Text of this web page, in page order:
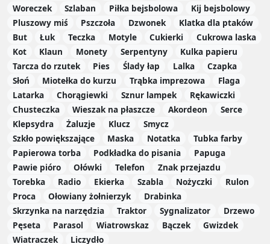
Woreczek
Szlaban Piłka bejsbolowa
Kij bejsbolowy
Pluszowy miś
Pszczoła Dzwonek
Klatka dla ptaków
But
Łuk Teczka Motyle Cukierki
Cukrowa laska
Kot
Klaun Monety Serpentyny
Kulka papieru
Tarcza do rzutek
Pies Ślady łap Lalka
Czapka
Słoń
Miotełka do kurzu Trąbka imprezowa
Flaga
Latarka
Chorągiewki Sznur lampek
Rękawiczki
Chusteczka
Wieszak na płaszcze Akordeon
Serce
Klepsydra
Żaluzje Klucz
Smycz
Szkło powiększające
Maska Notatka
Tubka farby
Papierowa torba
Podkładka do pisania
Papuga
Pawie pióro
Ołówki Telefon
Znak przejazdu
Torebka
Radio Ekierka Szabla Nożyczki
Rulon
Proca
Ołowiany żołnierzyk
Drabinka
Skrzynka na narzędzia
Traktor Sygnalizator
Drzewo
Pęseta
Parasol Wiatrowskaz Bączek
Gwizdek
Wiatraczek
Liczydło